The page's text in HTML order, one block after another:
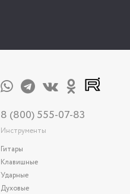
8 (800) 555-07-83
Инструменты
Гитары
Клавишные
Ударные
Духовые